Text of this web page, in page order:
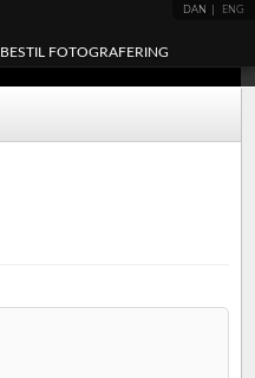
DAN ENG
BESTIL FOTOGRAFERING